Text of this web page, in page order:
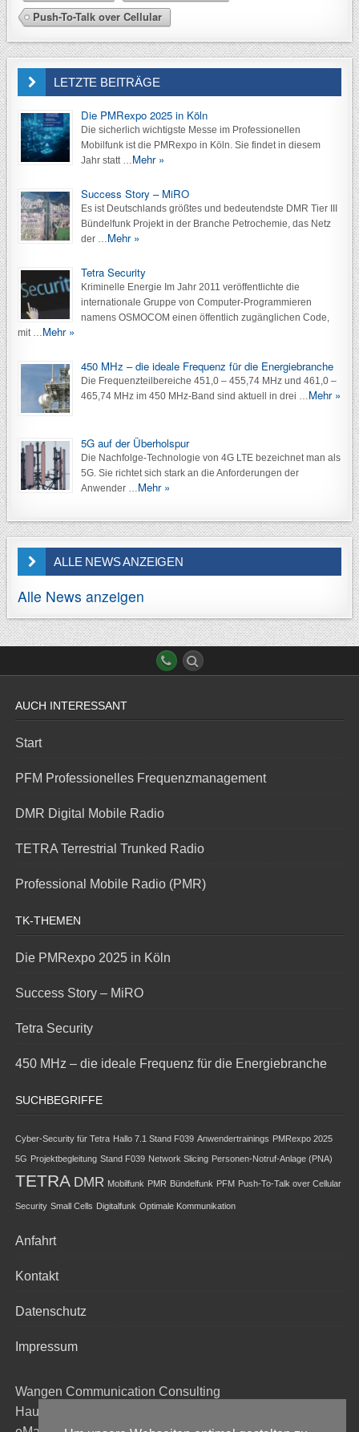
Push-To-Talk over Cellular
LETZTE BEITRÄGE
Die PMRexpo 2025 in Köln
Die sicherlich wichtigste Messe im Professionellen
Mobilfunk ist die PMRexpo in Köln. Sie findet in diesem
Jahr statt …Mehr »
Success Story – MiRO
Es ist Deutschlands größtes und bedeutendste DMR Tier III
Bündelfunk Projekt in der Branche Petrochemie, das Netz
der …Mehr »
Tetra Security
Kriminelle Energie Im Jahr 2011 veröffentlichte die
internationale Gruppe von Computer-Programmieren
namens OSMOCOM einen öffentlich zugänglichen Code,
mit …Mehr »
450 MHz – die ideale Frequenz für die Energiebranche
Die Frequenzteilbereiche 451,0 – 455,74 MHz und 461,0 –
465,74 MHz im 450 MHz-Band sind aktuell in drei …Mehr »
5G auf der Überholspur
Die Nachfolge-Technologie von 4G LTE bezeichnet man als
5G. Sie richtet sich stark an die Anforderungen der
Anwender …Mehr »
ALLE NEWS ANZEIGEN
Alle News anzeigen
AUCH INTERESSANT
Start
PFM Professionelles Frequenzmanagement
DMR Digital Mobile Radio
TETRA Terrestrial Trunked Radio
Professional Mobile Radio (PMR)
TK-THEMEN
Die PMRexpo 2025 in Köln
Success Story – MiRO
Tetra Security
450 MHz – die ideale Frequenz für die Energiebranche
SUCHBEGRIFFE
Cyber-Security für Tetra Hallo 7.1 Stand F039 Anwendertrainings PMRexpo 2025
5G Projektbegleitung Stand F039 Network Slicing Personen-Notruf-Anlage (PNA)
TETRA DMR Mobilfunk PMR Bündelfunk PFM Push-To-Talk over Cellular
Security Small Cells Digitalfunk Optimale Kommunikation
Anfahrt
Kontakt
Datenschutz
Impressum
Wangen Communication Consulting
Hauptstraße. 60, 54597 Duppach